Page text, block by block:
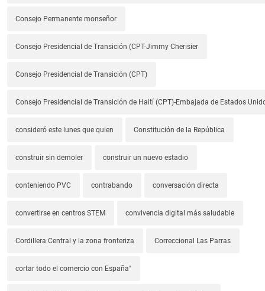
Consejo Permanente monseñor
Consejo Presidencial de Transición (CPT-Jimmy Cherisier
Consejo Presidencial de Transición (CPT)
Consejo Presidencial de Transición de Haití (CPT)-Embajada de Estados
consideró este lunes que quien Constitución de la República
construir sin demoler construir un nuevo estadio
conteniendo PVC contrabando conversación directa
convertirse en centros STEM convivencia digital más saludable
Cordillera Central y la zona fronteriza Correccional Las Parras
cortar todo el comercio con España"